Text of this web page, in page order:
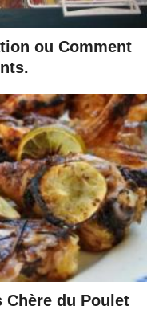
ou Comment
Chère du Poulet